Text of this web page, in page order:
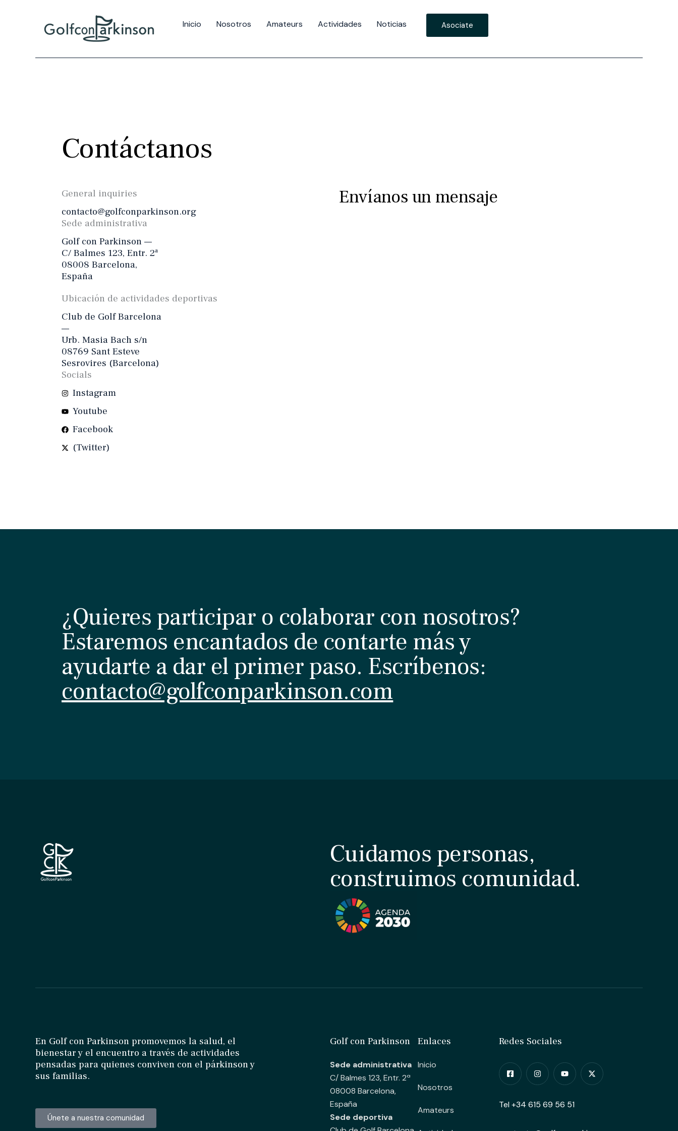
Inicio Nosotros Amateurs Actividades Noticias Asociate
Contáctanos
General inquiries
contacto@golfconparkinson.org
Sede administrativa
Golf con Parkinson —
C/ Balmes 123, Entr. 2ª
08008 Barcelona,
España
Ubicación de actividades deportivas
Club de Golf Barcelona
—
Urb. Masia Bach s/n
08769 Sant Esteve
Sesrovires (Barcelona)
Socials
Instagram
Youtube
Facebook
(Twitter)
Envíanos un mensaje
¿Quieres participar o colaborar con nosotros?
Estaremos encantados de contarte más y
ayudarte a dar el primer paso. Escríbenos:
contacto@golfconparkinson.com
Cuidamos personas,
construimos comunidad.
En Golf con Parkinson promovemos la salud, el
bienestar y el encuentro a través de actividades
pensadas para quienes conviven con el párkinson y
sus familias.
Únete a nuestra comunidad
Golf con Parkinson
Sede administrativa
C/ Balmes 123, Entr. 2ª
08008 Barcelona,
España
Sede deportiva
Enlaces
Inicio
Nosotros
Amateurs
Redes Sociales
Tel +34 615 69 56 51